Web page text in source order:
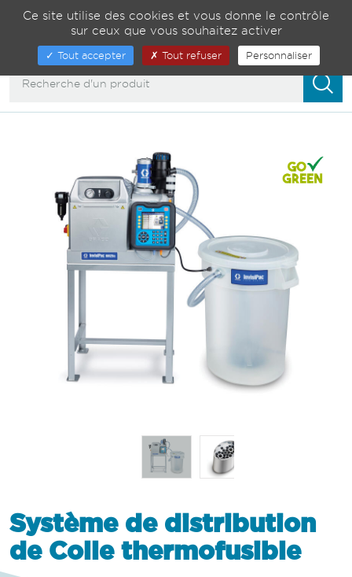
04 75 82 01 23
Afficher/masquer
navigation
Système de distribution
de Colle thermofusible
Ce site utilise des cookies et vous donne le contrôle
sur ceux que vous souhaitez activer
Tout accepter Tout refuser Personnaliser